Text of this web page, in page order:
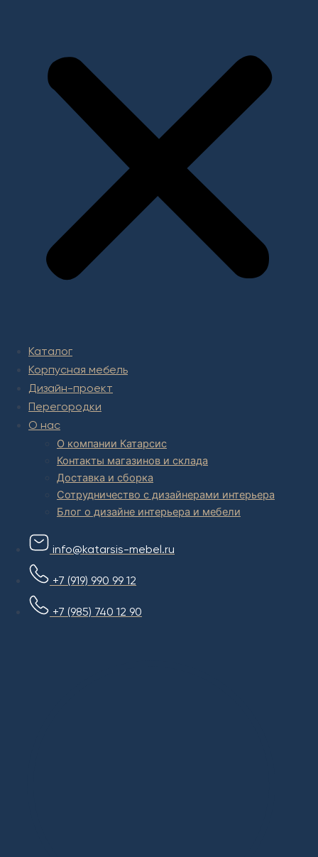
Каталог
Корпусная мебель
Дизайн-проект
Перегородки
О нас
О компании Катарсис
Контакты магазинов и склада
Доставка и сборка
Сотрудничество с дизайнерами интерьера
Блог о дизайне интерьера и мебели
info@katarsis-mebel.ru
+7 (919) 990 99 12
+7 (985) 740 12 90
В салоне мебели
есть и готовые товары, которые можем доставить уже сегодня,
корпусная мебель на заказ, включая кухни.